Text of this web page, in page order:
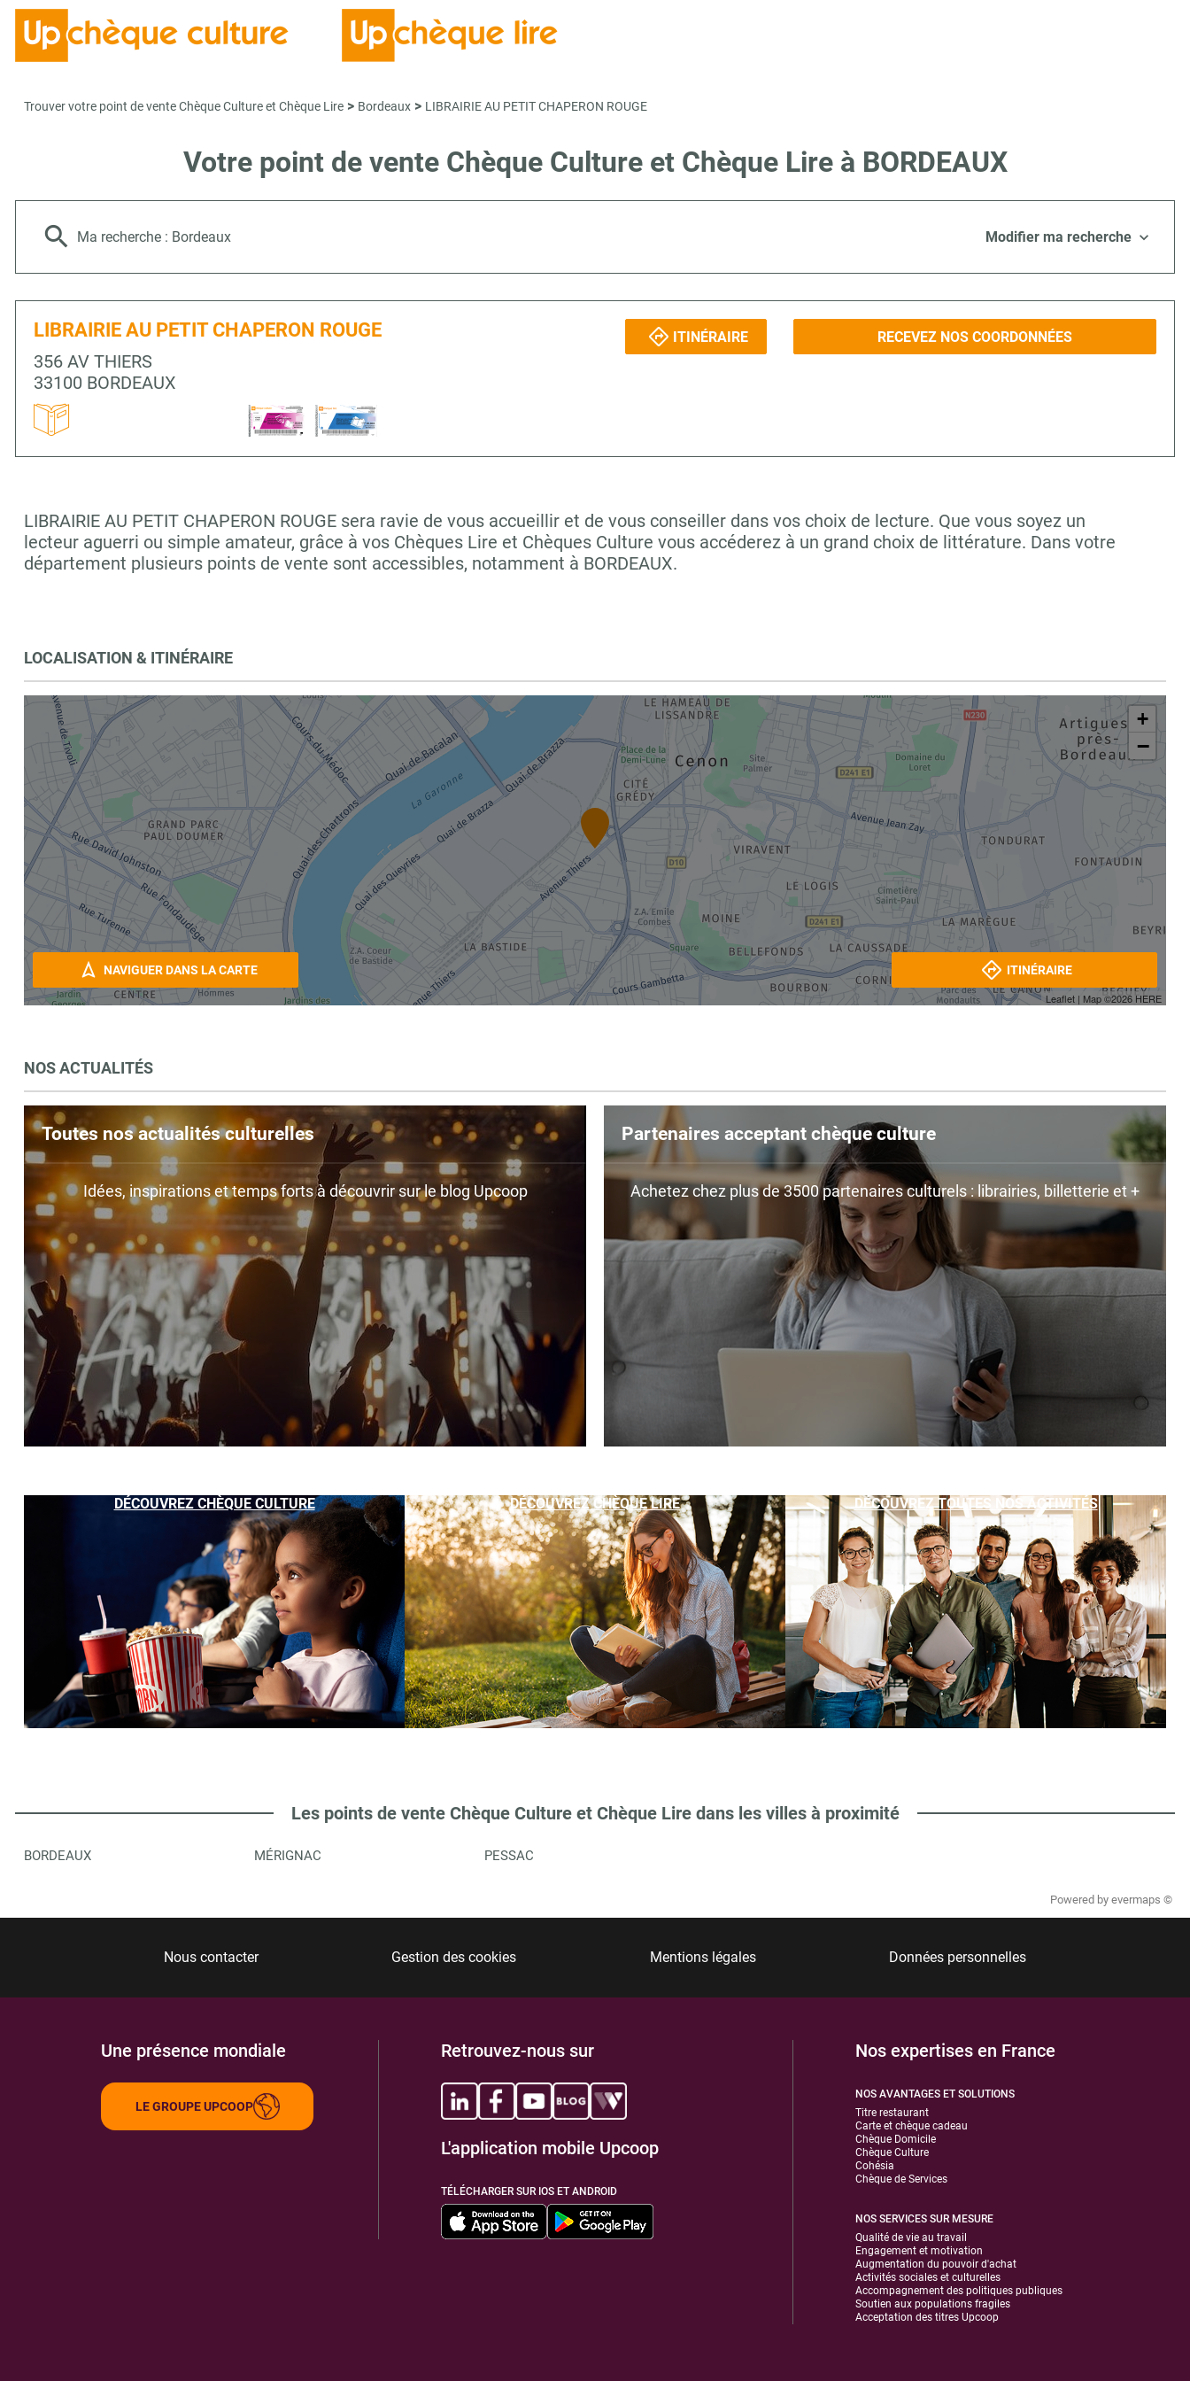
Trouver votre point de vente Chèque Culture et Chèque Lire > Bordeaux > LIBRAIRIE AU PETIT CHAPERON ROUGE
Votre point de vente Chèque Culture et Chèque Lire à BORDEAUX
Ma recherche : Bordeaux Modifier ma recherche
LIBRAIRIE AU PETIT CHAPERON ROUGE
356 AV THIERS
33100 BORDEAUX
ITINÉRAIRE RECEVEZ NOS COORDONNÉES
LIBRAIRIE AU PETIT CHAPERON ROUGE sera ravie de vous accueillir et de vous conseiller dans vos choix de lecture. Que vous soyez un
lecteur aguerri ou simple amateur, grâce à vos Chèques Lire et Chèques Culture vous accéderez à un grand choix de littérature. Dans votre
département plusieurs points de vente sont accessibles, notamment à BORDEAUX.
LOCALISATION & ITINÉRAIRE
+
−
Leaflet | Map ©2026 HERE
NAVIGUER DANS LA CARTE ITINÉRAIRE
NOS ACTUALITÉS
Toutes nos actualités culturelles
Idées, inspirations et temps forts à découvrir sur le blog Upcoop
Partenaires acceptant chèque culture
Achetez chez plus de 3500 partenaires culturels : librairies, billetterie et +
DÉCOUVREZ CHÈQUE CULTURE DÉCOUVREZ CHÈQUE LIRE DÉCOUVREZ TOUTES NOS ACTIVITÉS
Les points de vente Chèque Culture et Chèque Lire dans les villes à proximité
BORDEAUX MÉRIGNAC PESSAC
Powered by evermaps ©
Nous contacter Gestion des cookies Mentions légales Données personnelles
Une présence mondiale
LE GROUPE UPCOOP
Retrouvez-nous sur
L'application mobile Upcoop
TÉLÉCHARGER SUR IOS ET ANDROID
Nos expertises en France
NOS AVANTAGES ET SOLUTIONS
Titre restaurant
Carte et chèque cadeau
Chèque Domicile
Chèque Culture
Cohésia
Chèque de Services
NOS SERVICES SUR MESURE
Qualité de vie au travail
Engagement et motivation
Augmentation du pouvoir d'achat
Activités sociales et culturelles
Accompagnement des politiques publiques
Soutien aux populations fragiles
Acceptation des titres Upcoop